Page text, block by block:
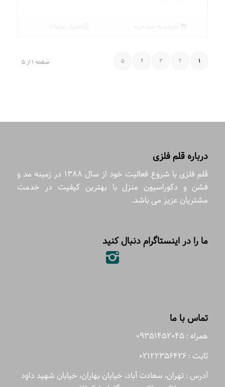
صفحه 1 از 5 1
2
3
4
5
درباره قلم فلزی
قلم فلزی با شروع فعالیت خود از سال 1388 در زمینه مد و
فشن و دکوراسیون منزل با بهترین کیفیت در خدمت
مشتریان عزیز می باشد.
ما را در اینستاگرام دنبال کنید
تماس با ما
همراه : 09351452045
ثابت : 02122356426
آدرس : تهران، سعادت آباد، خیابان بهاران، خیابان شهید داود